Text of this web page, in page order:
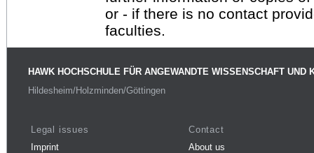
or - if there is no contact
faculties.
HAWK HOCHSCHULE FÜR ANGEWANDTE WISSENSCHAFT UND
Hildesheim/Holzminden/Göttingen
Legal issues
Imprint
Contact
About us